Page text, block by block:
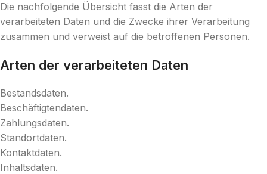
Die nachfolgende Übersicht fasst die Arten der
verarbeiteten Daten und die Zwecke ihrer Verarbeitung
zusammen und verweist auf die betroffenen Personen.
Arten der verarbeiteten Daten
Bestandsdaten.
Beschäftigtendaten.
Zahlungsdaten.
Standortdaten.
Kontaktdaten.
Inhaltsdaten.